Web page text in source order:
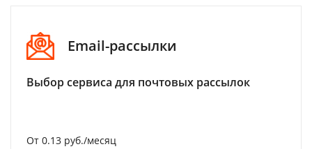
Email-рассылки
Выбор сервиса для почтовых рассылок
От 0.13 руб./месяц